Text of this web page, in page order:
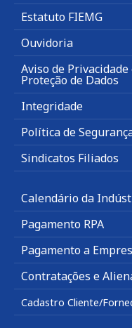
Estatuto FIEMG
Ouvidoria
Aviso de Privacidade
Proteção de Dados
Integridade
Política de
Sindicatos Filiados
Calendário da
Pagamento RPA
Pagamento a
Contratações e
Cadastro Cliente/